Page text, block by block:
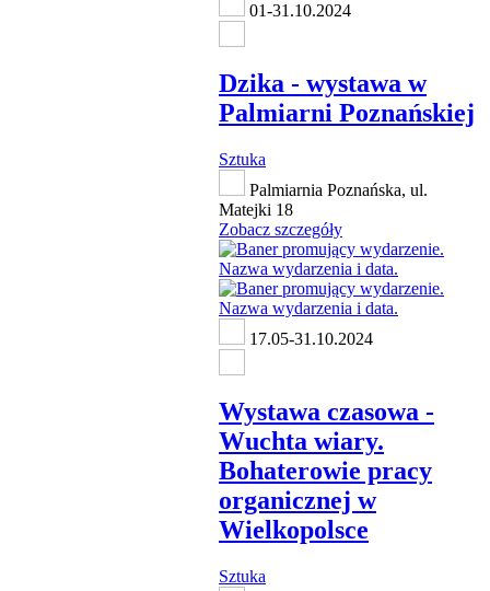
01-31.10.2024
Dzika - wystawa w
Palmiarni Poznańskiej
Sztuka
Palmiarnia Poznańska, ul.
Matejki 18
Zobacz szczegóły
17.05-31.10.2024
Wystawa czasowa -
Wuchta wiary.
Bohaterowie pracy
organicznej w
Wielkopolsce
Sztuka